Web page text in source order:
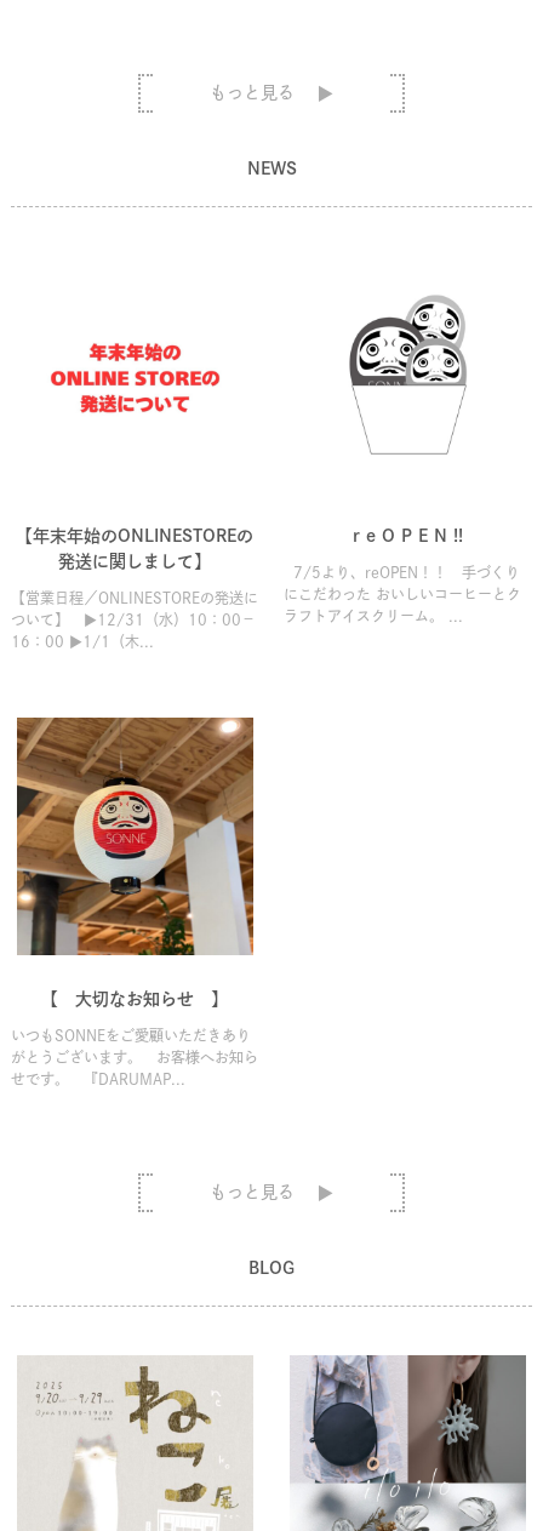
もっと見る
NEWS
【年末年始のONLINESTOREの
発送に関しまして】
【営業日程／ONLINESTOREの発送に
ついて】 ▶12/31（水）10：00－
16：00 ▶1/1（木...
r e O P E N !!
7/5より、reOPEN！！ 手づくり
にこだわった おいしいコーヒーとク
ラフトアイスクリーム。 ...
【 大切なお知らせ 】
いつもSONNEをご愛顧いただきあり
がとうございます。 お客様へお知ら
せです。 『DARUMAP...
もっと見る
BLOG